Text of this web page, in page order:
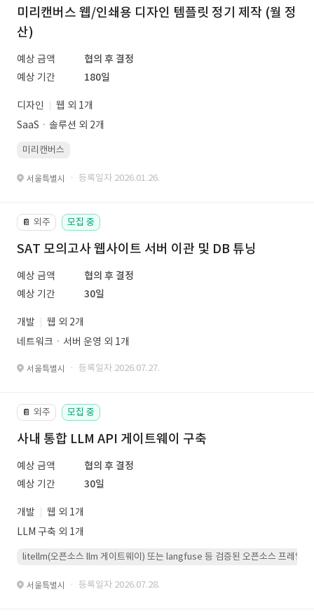
미리캔버스 웹/인쇄용 디자인 템플릿 정기 제작 (월 정
산)
예상 금액
협의 후 결정
예상 기간
180일
디자인
웹 외 1개
SaaSㆍ솔루션 외 2개
미리캔버스
서울특별시 · 등록일자 2026.01.26.
📔 외주 모집 중
SAT 모의고사 웹사이트 서버 이관 및 DB 튜닝
예상 금액
협의 후 결정
예상 기간
30일
개발
웹 외 2개
네트워크ㆍ서버 운영 외 1개
서울특별시 · 등록일자 2026.07.27.
📔 외주 모집 중
사내 통합 LLM API 게이트웨이 구축
예상 금액
협의 후 결정
예상 기간
30일
개발
웹 외 1개
LLM 구축 외 1개
litellm(오픈소스 llm 게이트웨이) 또는 langfuse 등 검증된 오픈소스 프레임워
서울특별시 · 등록일자 2026.07.28.